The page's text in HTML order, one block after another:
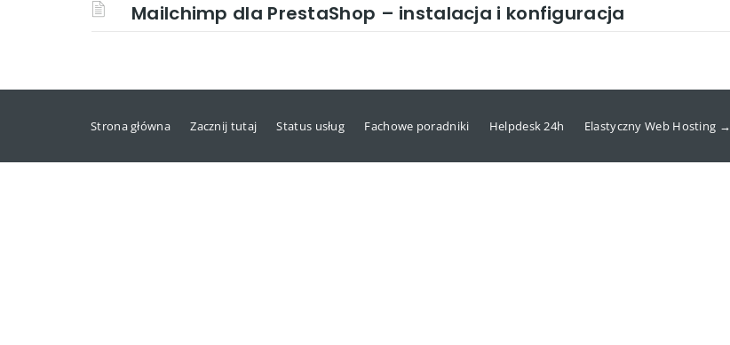
Mailchimp dla PrestaShop – instalacja i konfiguracja
Strona główna Zacznij tutaj Status usług Fachowe poradniki Helpdesk 24h Elastyczny Web Hosting →